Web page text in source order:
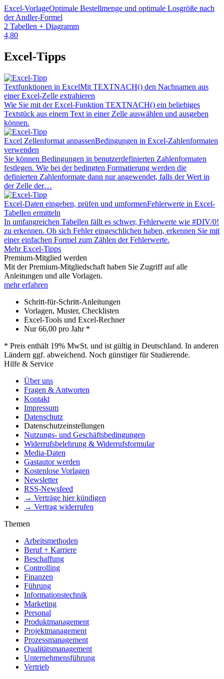
Excel-VorlageOptimale Bestellmenge und optimale Losgröße nach
der Andler-Formel
2 Tabellen + Diagramm
4,80
Excel-Tipps
Textfunktionen in ExcelMit TEXTNACH() den Nachnamen aus
einer Excel-Zelle extrahieren
Wie Sie mit der Excel-Funktion TEXTNACH() ein beliebiges
Textstück aus einem Text in einer Zelle auswählen und ausgeben
können.
Excel Zellenformat anpassenBedingungen in Excel-Zahlenformaten
verwenden
Sie können Bedingungen in benutzerdefinierten Zahlenformaten
festlegen. Wie bei der bedingten Formatierung werden die
definierten Zahlenformate dann nur angewendet, falls der Wert in
der Zelle der…
Excel-Daten eingeben, prüfen und umformenFehlerwerte in Excel-
Tabellen ermitteln
In umfangreichen Tabellen fällt es schwer, Fehlerwerte wie #DIV/0!
zu erkennen. Ob sich Fehler eingeschlichen haben, erkennen Sie mit
einer einfachen Formel zum Zählen der Fehlerwerte.
Mehr Excel-Tipps
Premium-Mitglied werden
Mit der Premium-Mitgliedschaft haben Sie Zugriff auf alle
Anleitungen und alle Vorlagen.
mehr erfahren
Schritt-für-Schritt-Anleitungen
Vorlagen, Muster, Checklisten
Excel-Tools und Excel-Rechner
Nur66,00 pro Jahr *
* Preis enthält 19% MwSt. und ist gültig in Deutschland. In anderen
Ländern ggf. abweichend. Noch günstiger für Studierende.
Hilfe & Service
Über uns
Fragen & Antworten
Kontakt
Impressum
Datenschutz
Datenschutzeinstellungen
Nutzungs- und Geschäftsbedingungen
Widerrufsbelehrung & Widerrufsformular
Media-Daten
Gastautor werden
Kostenlose Vorlagen
Newsletter
RSS-Newsfeed
→ Verträge hier kündigen
→ Vertrag widerrufen
Themen
Arbeitsmethoden
Beruf + Karriere
Beschaffung
Controlling
Finanzen
Führung
Informationstechnik
Marketing
Personal
Produktmanagement
Projektmanagement
Prozessmanagement
Qualitätsmanagement
Unternehmensführung
Vertrieb